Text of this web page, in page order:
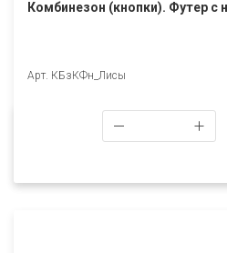
Комбинезон (кнопки). Футер с
Арт. КБзКФн_Лисы